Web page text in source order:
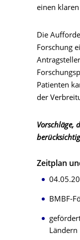
einen
Die
Forschung
Patienten
der
Vorschläge,
Zeitplan
BMBF-
Ländern